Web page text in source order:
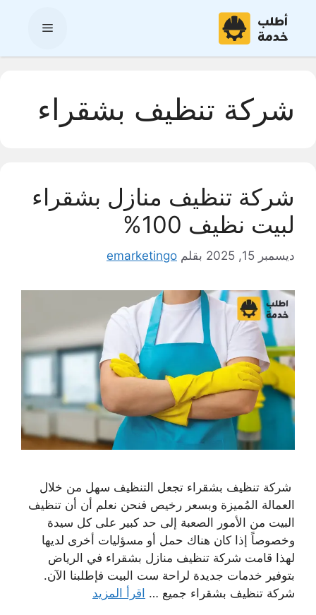
المحتوى
القائمة
شركة تنظيف بشقراء
شركة تنظيف منازل بشقراء
لبيت نظيف 100%
ديسمبر 15, 2025 بقلم emarketingo
شركة تنظيف بشقراء تجعل التنظيف سهل من خلال
العمالة المُميزة وبسعر رخيص فنحن نعلم أن أن تنظيف
البيت من الأمور الصعبة إلى حد كبير على كل سيدة
وخصوصاً إذا كان هناك حمل أو مسؤليات أخرى لديها
لهذا قامت شركة تنظيف منازل بشقراء في الرياض
بتوفير خدمات جديدة لراحة ست البيت فإطلبنا الآن.
شركة تنظيف بشقراء جميع … اقرأ المزيد